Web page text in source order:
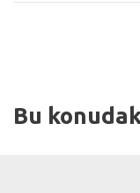
Bu